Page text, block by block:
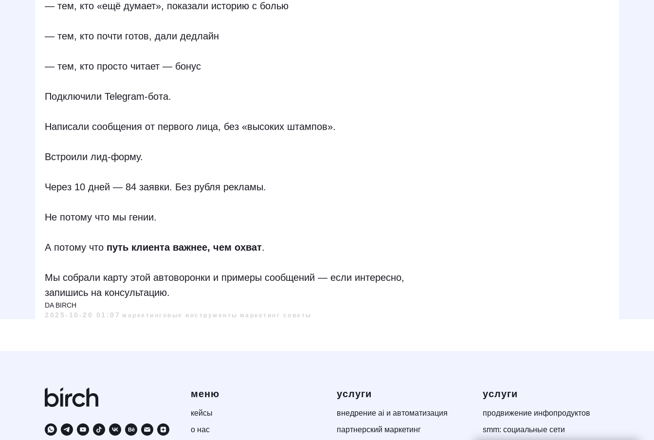
— тем, кто «ещё думает», показали историю с болью
— тем, кто почти готов, дали дедлайн
— тем, кто просто читает — бонус
Подключили Telegram-бота.
Написали сообщения от первого лица, без «высоких штампов».
Встроили лид-форму.
Через 10 дней — 84 заявки. Без рубля рекламы.
Не потому что мы гении.
А потому что путь клиента важнее, чем охват.
Мы собрали карту этой автоворонки и примеры сообщений — если интересно,
запишись на консультацию.
DA BIRCH
2025-10-20 01:07 маркетинговые инструменты маркетинг советы
меню
кейсы
о нас
услуги
внедрение ai и автоматизация
партнерский маркетинг
услуги
продвижение инфопродуктов
smm: социальные сети